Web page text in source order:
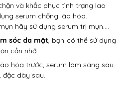
và khắc phục tình trạng lao
serum chống lão hóa.
hãy sử dụng serum trị mụn….
sóc da mặt, bạn có thể sử dụng
cần nhớ:
hóa trước, serum làm sáng sau.
đặc dày sau.